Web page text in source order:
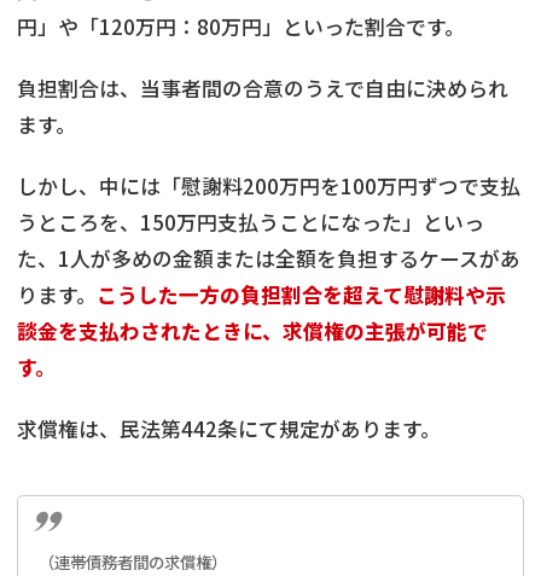
円」や「120万円：80万円」といった割合です。
負担割合は、当事者間の合意のうえで自由に決められ
ます。
しかし、中には「慰謝料200万円を100万円ずつで支払
うところを、150万円支払うことになった」といっ
た、1人が多めの金額または全額を負担するケースがあ
ります。 こうした一方の負担割合を超えて慰謝料や示
談金を支払わされたときに、求償権の主張が可能で
す。
求償権は、民法第442条にて規定があります。
（連帯債務者間の求償権）